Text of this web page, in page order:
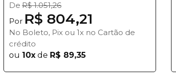
De R$ 1.051,26
Por R$ 804,21
No Boleto, Pix ou 1x no Cartão de
crédito
ou 10x de R$ 89,35